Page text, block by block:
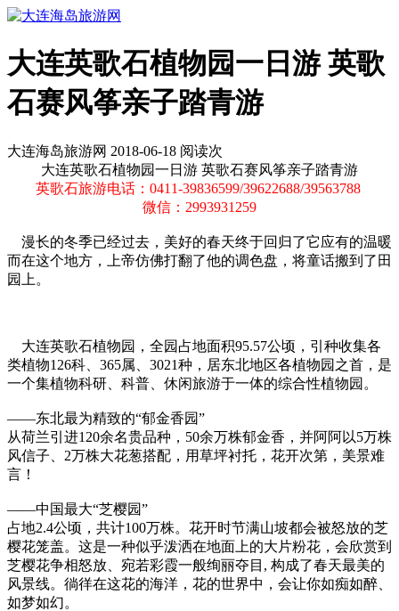
大连英歌石植物园一日游 英歌
石赛风筝亲子踏青游
大连海岛旅游网 2018-06-18 阅读次
大连英歌石植物园一日游 英歌石赛风筝亲子踏青游
英歌石旅游电话：0411-39836599/39622688/39563788
微信：2993931259
漫长的冬季已经过去，美好的春天终于回归了它应有的温暖
而在这个地方，上帝仿佛打翻了他的调色盘，将童话搬到了田
园上。
大连英歌石植物园，全园占地面积95.57公顷，引种收集各
类植物126科、365属、3021种，居东北地区各植物园之首，是
一个集植物科研、科普、休闲旅游于一体的综合性植物园。
——东北最为精致的“郁金香园”
从荷兰引进120余名贵品种，50余万株郁金香，并阿阿以5万株
风信子、2万株大花葱搭配，用草坪衬托，花开次第，美景难
言！
——中国最大“芝樱园”
占地2.4公顷，共计100万株。花开时节满山坡都会被怒放的芝
樱花笼盖。这是一种似乎泼洒在地面上的大片粉花，会欣赏到
芝樱花争相怒放、宛若彩霞一般绚丽夺目, 构成了春天最美的
风景线。徜徉在这花的海洋，花的世界中，会让你如痴如醉、
如梦如幻。